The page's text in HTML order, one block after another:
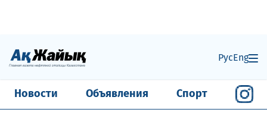
РусEng
Новости Объявления Спорт